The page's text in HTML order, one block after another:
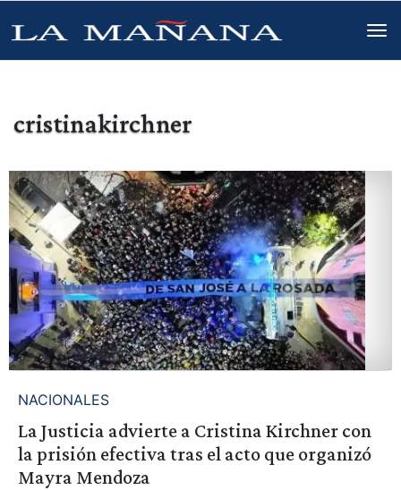
cristinakirchner
NACIONALES
La Justicia advierte a Cristina Kirchner con
la prisión efectiva tras el acto que organizó
Mayra Mendoza